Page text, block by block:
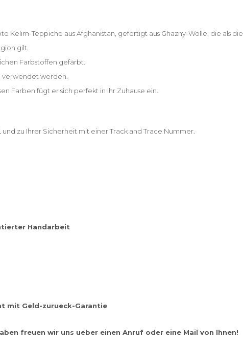
Kelim-Teppiche aus Afghanistan, gefertigt aus Ghazny-Wolle, die als die
gilt.
Farbstoffen gefärbt.
verwendet werden.
Farben fügt er sich perfekt in Ihr Zuhause ein.
zu Ihrer Sicherheit mit einer Track and Trace Nummer.
Handarbeit
mit Geld-zurueck-Garantie
freuen wir uns ueber einen Anruf oder eine Mail von Ihnen!